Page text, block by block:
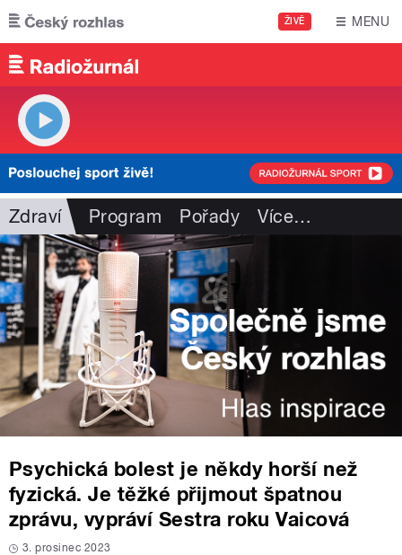
Přejít k hlavnímu obsahu
ŽIVĚ MENU
Zdraví Program Pořady Více…
Psychická bolest je někdy horší než
fyzická. Je těžké přijmout špatnou
zprávu, vypráví Sestra roku Vaicová
3. prosinec 2023